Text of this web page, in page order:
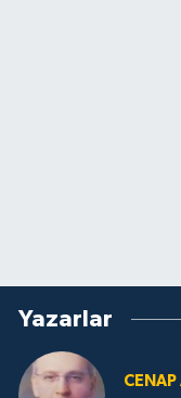
Yazarlar